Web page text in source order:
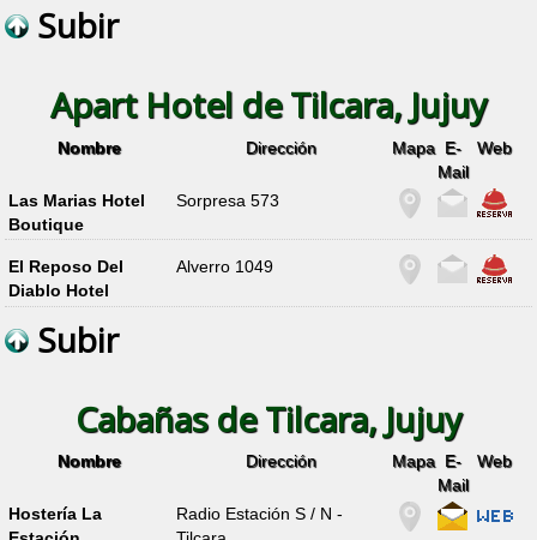
Subir
Apart Hotel de Tilcara, Jujuy
Nombre Dirección Mapa E-
Mail
Web
Las Marias Hotel
Boutique
Sorpresa 573
El Reposo Del
Diablo Hotel
Alverro 1049
Subir
Cabañas de Tilcara, Jujuy
Nombre Dirección Mapa E-
Mail
Web
Hostería La
Radio Estación S / N -